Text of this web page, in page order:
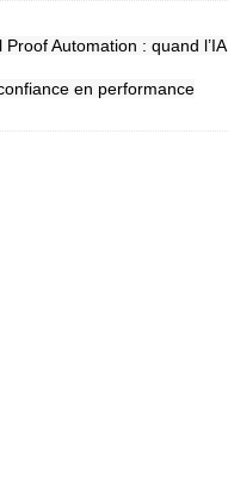
Proof Automation : quand l’IA
en performance